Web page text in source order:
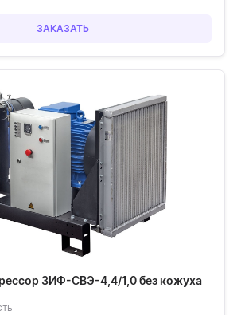
ЗАКАЗАТЬ
ЗИФ-СВЭ-4,4/1,0 без кожуха